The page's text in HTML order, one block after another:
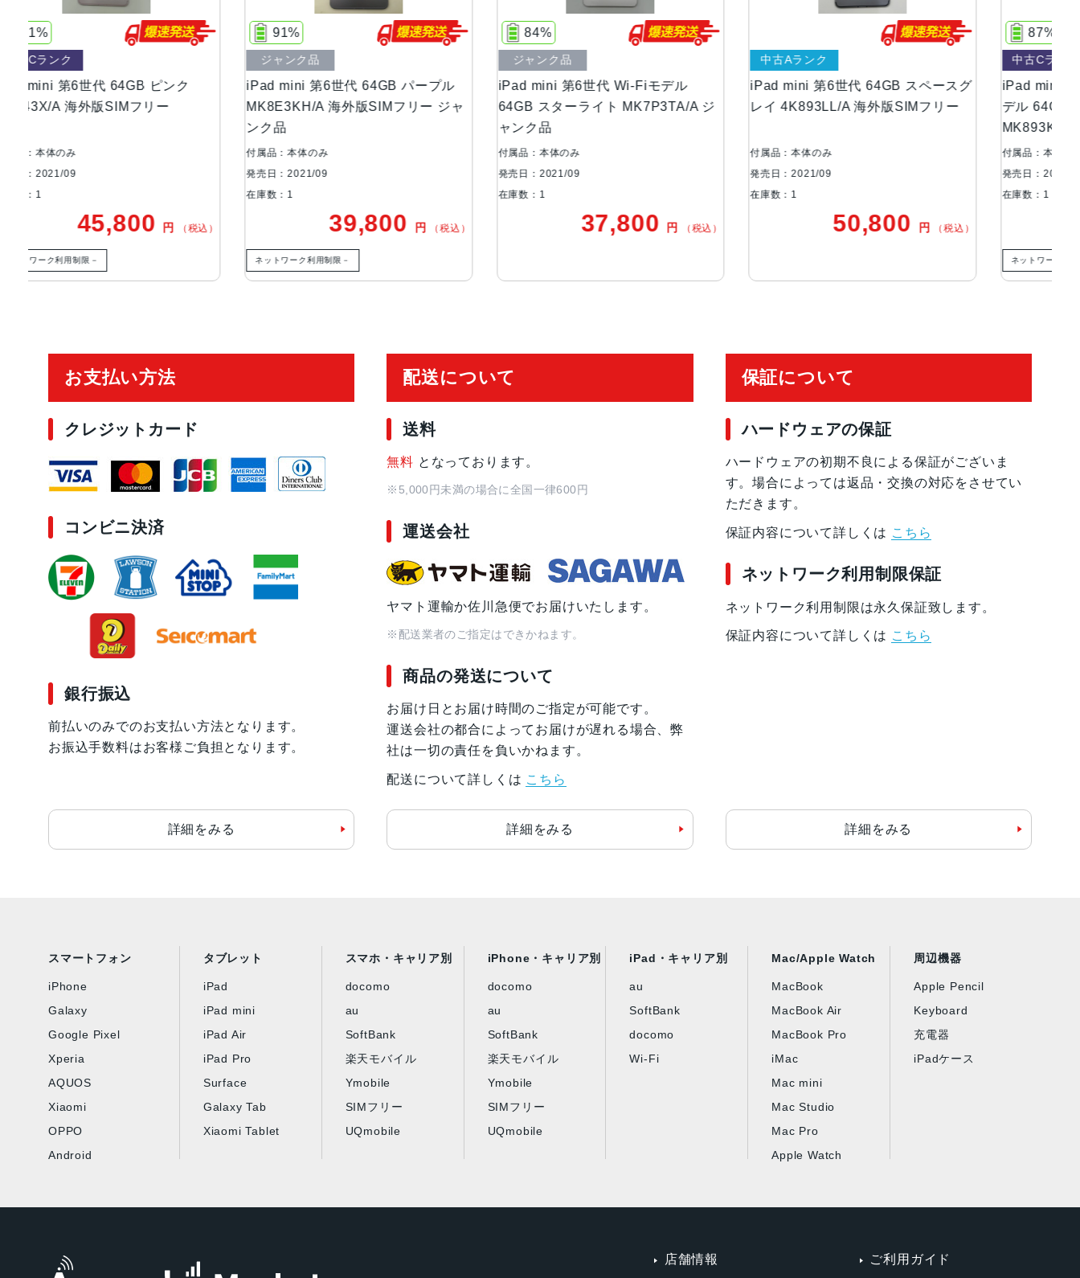
液晶
Liquid Retinaディスプレイ
IPSテクノロジー搭載8.3インチ（対角）LEDバックライトMulti-Touchディスプレイ
ストレージ 64GB、256GB
12MP広角カメラ、ƒ/1.8絞り値
最大5倍のデジタルズーム
5枚構成のレンズ
クアッドLED True Toneフラッシュ
パノラマ（最大63MP）
バーストモード
画像撮影フォーマット：HEIF、JPEG
センサー
加速度センサー
気圧計
Wi-Fiでのインターネット利用、ビデオ再生：最大10時間
発売日 2021年9月24日
iPad mini 第6世代 64GB パープル
MK8E3KH/A 海外版SIMフリー ジャ
ジャンク品
付属品：本体のみ
発売日：2021/09
39,800
ネットワーク利用制限－
iPad mini 第6世代 Wi-Fiモデル
64GB スターライト MK7P3TA/A ジ
付属品：本体のみ
発売日：2021/09
37,800
iPad mini 第6世代 64GB スペースグ
レイ 4K893LL/A 海外版SIMフリー
中古Aランク
付属品：本体のみ
発売日：2021/09
50,800
iPad mini 第6世代 Wi-F+Cellulariモ
デル 64GB スペースグレイ
MK893KH/A 海外版SIMフリー 訳あ
り品
中古Cランク
付属品：本体のみ
発売日：2021/09
44,300
お支払い方法
クレジットカード
コンビニ決済
銀行振込
前払いのみでのお支払い方法となります。
お振込手数料はお客様ご負担となります。
詳細をみる
配送について
送料
無料 となっております。
※5,000円未満の場合に全国一律600円
運送会社
ヤマト運輸か佐川急便でお届けいたします。
※配送業者のご指定はできかねます。
商品の発送について
お届け日とお届け時間のご指定が可能です。
運送会社の都合によってお届けが遅れる場合、弊
社は一切の責任を負いかねます。
配送について詳しくは こちら
詳細をみる
保証について
ハードウェアの保証
ハードウェアの初期不良による保証がございま
す。場合によっては返品・交換の対応をさせてい
ただきます。
保証内容について詳しくは こちら
ネットワーク利用制限保証
ネットワーク利用制限は永久保証致します。
保証内容について詳しくは こちら
詳細をみる
スマートフォン
iPhone
Galaxy
Google Pixel
Xperia
AQUOS
Xiaomi
OPPO
Android
タブレット
iPad
iPad mini
iPad Air
iPad Pro
Surface
Galaxy Tab
Xiaomi Tablet
スマホ・キャリア別
docomo
au
SoftBank
楽天モバイル
Ymobile
SIMフリー
UQmobile
iPhone・キャリア別
docomo
au
SoftBank
楽天モバイル
Ymobile
SIMフリー
UQmobile
iPad・キャリア別
au
SoftBank
docomo
Wi-Fi
Mac/Apple Watch
MacBook
MacBook Air
MacBook Pro
iMac
Mac mini
Mac Studio
Mac Pro
Apple Watch
周辺機器
Apple Pencil
Keyboard
充電器
iPadケース
店舗情報 ご利用ガイド